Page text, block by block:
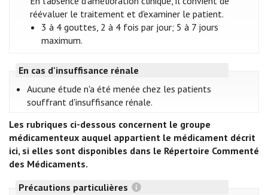
réévaluer le traitement et d'examiner le patient.
3 à 4 gouttes, 2 à 4 fois par jour; 5 à 7 jours
maximum.
En cas d'insuffisance rénale
Aucune étude n'a été menée chez les patients
souffrant d'insuffisance rénale.
Les rubriques ci-dessous concernent le groupe
médicamenteux auquel appartient le médicament décrit
ici, si elles sont disponibles dans le Répertoire Commenté
des Médicaments.
Précautions particulières